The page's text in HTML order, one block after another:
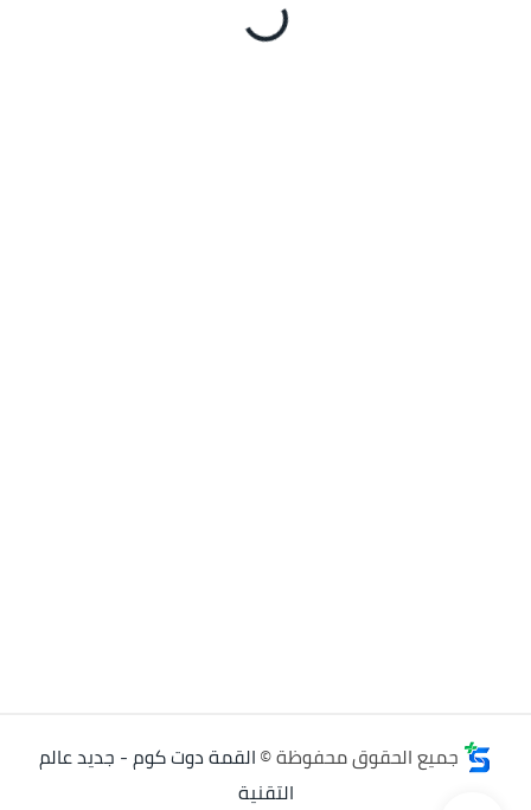
جميع الحقوق محفوظة ©القمة دوت كوم - جديد عالم
التقنية